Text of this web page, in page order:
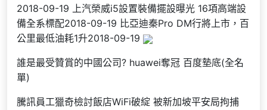
2018-09-19 上汽榮威i5設置裝備擺設曝光 16項高端設
備全系標配2018-09-19 比亞迪秦Pro DM行將上市，百
公里最低油耗1升2018-09-19
誰是最受贊賞的中國公司? huawei奪冠 百度墊底(全名
單)
騰訊員工獵奇檢討飯店WiFi破綻 被新加坡平安局拘捕